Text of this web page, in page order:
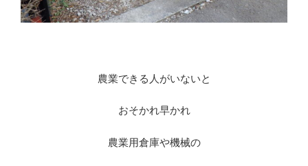
農業できる人がいないと
おそかれ早かれ
農業用倉庫や機械の